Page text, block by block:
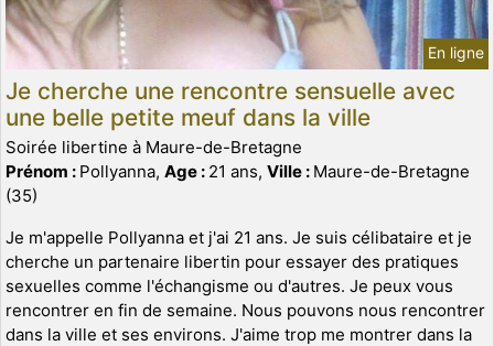
En ligne
Je cherche une rencontre sensuelle avec
une belle petite meuf dans la ville
Soirée libertine à Maure-de-Bretagne
Prénom : Pollyanna, Age : 21 ans, Ville : Maure-de-Bretagne
(35)
Je m'appelle Pollyanna et j'ai 21 ans. Je suis célibataire et je
cherche un partenaire libertin pour essayer des pratiques
sexuelles comme l'échangisme ou d'autres. Je peux vous
rencontrer en fin de semaine. Nous pouvons nous rencontrer
dans la ville et ses environs. J'aime trop me montrer dans la